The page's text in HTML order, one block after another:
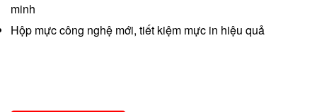
minh
Hộp mực công nghệ mới, tiết kiệm mực in hiệu quả